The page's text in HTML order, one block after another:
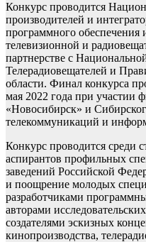
Конкурс проводится
производителей и
программного обеспечения
телевизионной и
партнерстве с
Телерадиовещателей и
области. Финал конкурса
мая 2022 года при
«Новосибирск» и
телекоммуникаций и
Конкурс проводится среди
аспирантов профильных
заведений Российской
и поощрение молодых
разработчиками
авторами
создателями эскизных
кинопроизводства,